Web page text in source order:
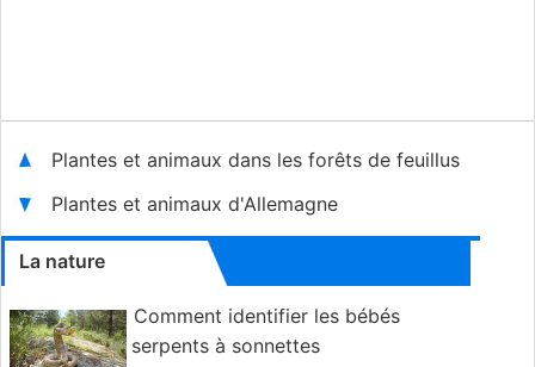
Plantes et animaux dans les forêts de feuillus
Plantes et animaux d'Allemagne
La nature
Comment identifier les bébés
serpents à sonnettes